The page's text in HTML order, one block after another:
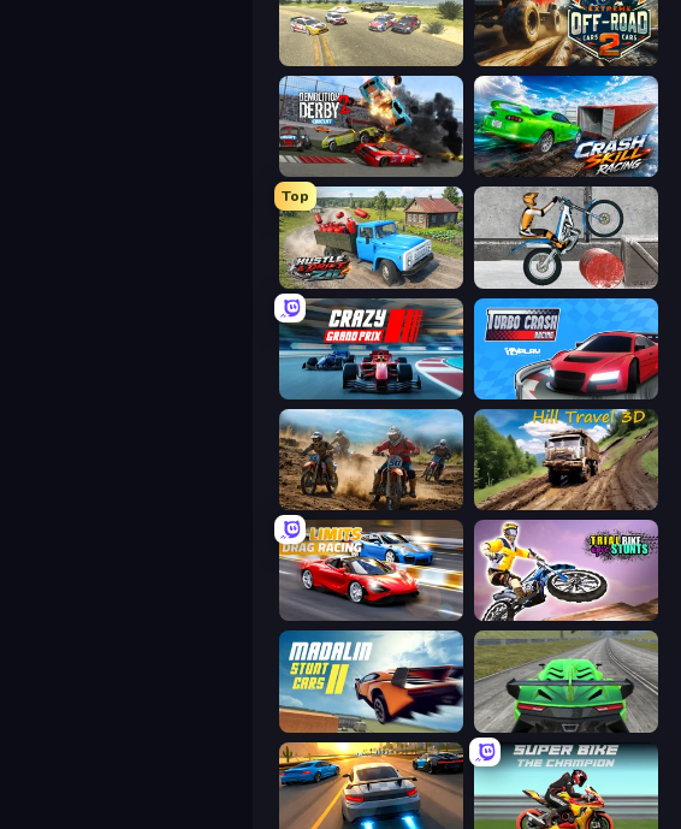
Derby Crash 3 Extreme Offroad Cars 2
Demolition Derby 2 Crash Skill Racing
Top
Hustle & Drift in ZIL Trials Ice Ride
Crazy Grand Prix Turbo Crash
Motocross Dirt Bike Race Games Hill Travel 3D
No Limits: Drag Racing Trial Bike Epic Stunts
Madalin Stunt Cars 2 Speed Racing Pro 2